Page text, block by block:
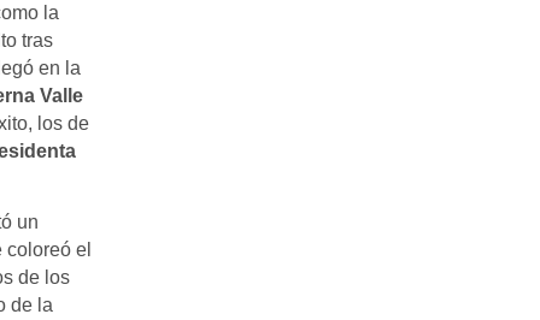
la
tras
en la
Valle
los de
un
el
de los
de la